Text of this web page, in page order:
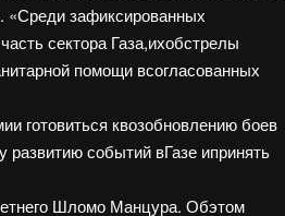
«Среди зафиксированных
сектора Газа,ихобстрелы
помощи всогласованных
готовиться квозобновлению боев
событий вГазе ипринять
Шломо Манцура. Обэтом